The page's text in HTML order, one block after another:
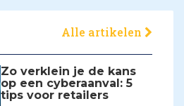
Alle artikelen
Zo verklein je de kans
op een cyberaanval: 5
tips voor retailers